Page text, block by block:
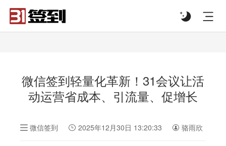
微信签到轻量化革新！31会议让活
动运营省成本、引流量、促增长
微信签到 2025年12月30日 13:20:33 骆雨欣